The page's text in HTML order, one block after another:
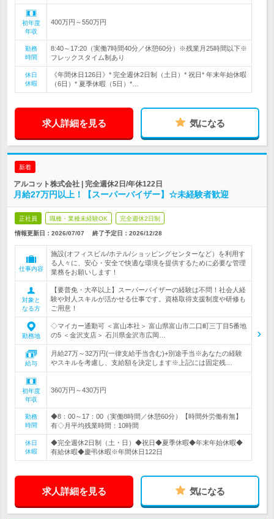
初年度
年収
400万円～550万円
勤務
時間
8:40～17:20（実働7時間40分／休憩60分）※残業月25時間以下※
フレックスタイム制あり
休日
休暇
《年間休日126日》* 完全週休2日制（土日）* 祝日* 年末年始休暇
（6日）* 夏季休暇（5日）*…
求人詳細を見る 気になる
新着
アルコット株式会社 | 完全週休2日/年休122日
月給27万円以上！【スーパーバイザー】☆未経験者歓迎
正社員 職種・業種未経験OK 完全週休2日制
情報更新日：2026/07/07 終了予定日： 2026/12/28
仕事内容
施設(オフィスビル/ホテル/ショッピングセンターなど）を利用す
る人々に、安心・安全で快適な環境を提供するために必要な管理
業務をお願いします！
対象と
なる方
【要普免・大卒以上】スーパーバイザーの経験は不問！社会人経
験や対人スキルが活かせる仕事です。資格取得支援制度や研修も
ご用意！
勤務地
◇マイカー通勤可 ＜富山本社＞ 富山県富山市二口町三丁目5番地
の5 ＜金沢支店＞ 石川県金沢市広岡…
給与
月給27万～32万円(一律支給手当含む)+別途手当※あなたの経験
やスキルを考慮し、支給額を決定します※上記には固定残…
初年度
年収
360万円～430万円
勤務
時間
◆8：00～17：00（実働8時間／休憩60分）【時間外労働有無】
有◇月平均残業時間：10時間
休日
休暇
◆完全週休2日制（土・日）◆祝日◆夏季休暇◆年末年始休暇◆
有給休暇◆慶弔休暇※年間休日122日
求人詳細を見る 気になる